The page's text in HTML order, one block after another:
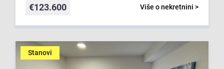
Više o nekretnini >
€123.600
Stanovi